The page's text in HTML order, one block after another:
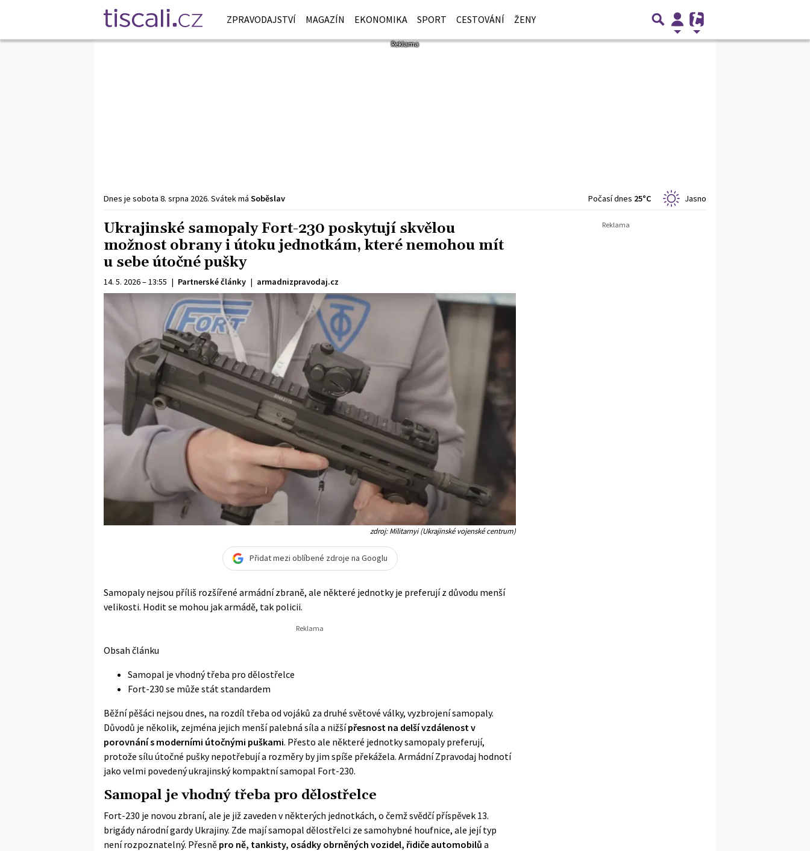
ZPRAVODAJSTVÍ MAGAZÍN EKONOMIKA SPORT CESTOVÁNÍ ŽENY
Dnes je sobota 8. srpna 2026. Svátek má Soběslav Počasí dnes 25°C Jasno
Ukrajinské samopaly Fort-230 poskytují skvělou
možnost obrany i útoku jednotkám, které nemohou mít
u sebe útočné pušky
14. 5. 2026 – 13:55 | Partnerské články | armadnizpravodaj.cz
zdroj: Militarnyi (Ukrajinské vojenské centrum)
Přidat mezi oblíbené zdroje na Googlu
Samopaly nejsou příliš rozšířené armádní zbraně, ale některé jednotky je preferují z důvodu menší
velikosti. Hodit se mohou jak armádě, tak policii.
Obsah článku
Samopal je vhodný třeba pro dělostřelce
Fort-230 se může stát standardem
Běžní pěšáci nejsou dnes, na rozdíl třeba od vojáků za druhé světové války, vyzbrojení samopaly.
Důvodů je několik, zejména jejich menší palebná síla a nižšípřesnost na delší vzdálenost v
porovnání s moderními útočnými puškami. Přesto ale některé jednotky samopaly preferují,
protože sílu útočné pušky nepotřebují a rozměry by jim spíše překážela. Armádní Zpravodaj hodnotí
jako velmi povedený ukrajinský kompaktní samopal Fort-230.
Samopal je vhodný třeba pro dělostřelce
Fort-230 je novou zbraní, ale je již zaveden v některých jednotkách, o čemž svědčípříspěvek 13.
brigády národní gardy Ukrajiny. Zde mají samopal dělostřelci ze samohybné houfnice, ale její typ
není rozpoznatelný. Přesně pro ně, tankisty, osádky obrněných vozidel, řidiče automobilů a